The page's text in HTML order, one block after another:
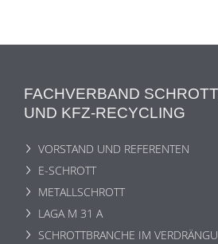
FACHVERBAND
UND KFZ-RECYCLING
VORSTAND UND REFERENTEN
E-SCHROTT
METALLSCHROTT
LAGA M 31 A
SCHROTTBRANCHE IM